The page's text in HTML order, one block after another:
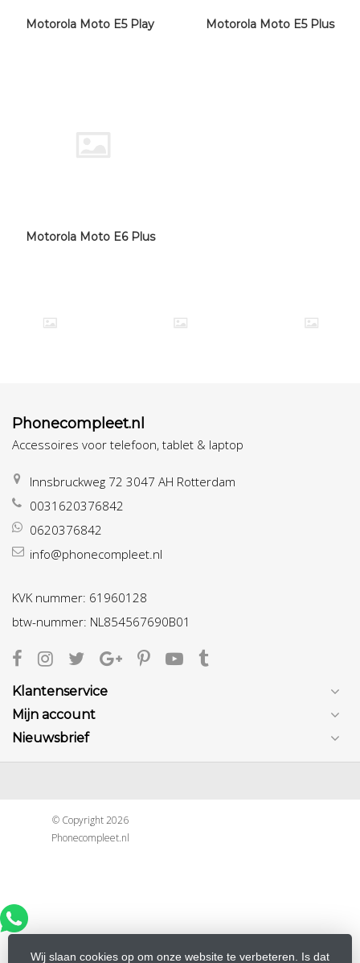
Motorola Moto E5 Play Motorola Moto E5 Plus
Motorola Moto E6 Plus
Phonecompleet.nl
Accessoires voor telefoon, tablet & laptop
Innsbruckweg 72 3047 AH Rotterdam
0031620376842
0620376842
info@phonecompleet.nl
KVK nummer: 61960128
btw-nummer: NL854567690B01
Klantenservice
Mijn account
Nieuwsbrief
Wij slaan cookies op om onze website te verbeteren. Is dat
© Copyright 2026
Phonecompleet.nl